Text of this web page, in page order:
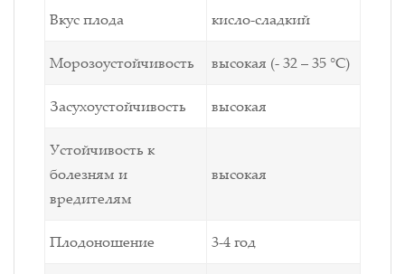
Вкус плода кисло-сладкий
Морозоустойчивость высокая (- 32 – 35 °C)
Засухоустойчивость высокая
Устойчивость к
болезням и
вредителям
высокая
Плодоношение 3-4 год